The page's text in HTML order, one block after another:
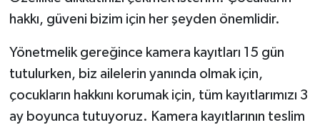
hakkı, güveni bizim için her şeyden önemlidir.
Yönetmelik gereğince kamera kayıtları 15 gün
tutulurken, biz ailelerin yanında olmak için,
çocukların hakkını korumak için, tüm kayıtlarımızı 3
ay boyunca tutuyoruz. Kamera kayıtlarının teslim